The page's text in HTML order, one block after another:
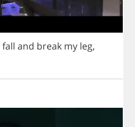
fall and break my leg,